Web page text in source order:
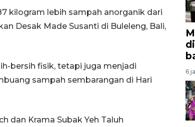
kilogram lebih sampah anorganik dari
Desak Made Susanti di Buleleng, Bali,
bersih fisik, tetapi juga menjadi
sampah sembarangan di Hari
dan Krama Subak Yeh Taluh
6